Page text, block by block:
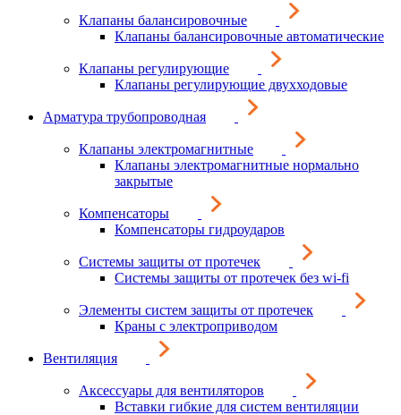
Клапаны балансировочные
Клапаны балансировочные автоматические
Клапаны регулирующие
Клапаны регулирующие двухходовые
Арматура трубопроводная
Клапаны электромагнитные
Клапаны электромагнитные нормально
закрытые
Компенсаторы
Компенсаторы гидроударов
Системы защиты от протечек
Системы защиты от протечек без wi-fi
Элементы систем защиты от протечек
Краны с электроприводом
Вентиляция
Аксессуары для вентиляторов
Вставки гибкие для систем вентиляции